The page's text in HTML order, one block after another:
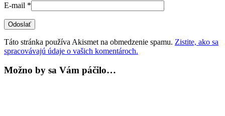
E-mail *
Táto stránka používa Akismet na obmedzenie spamu. Zistite, ako sa
spracovávajú údaje o vašich komentároch.
Možno by sa Vám páčilo…